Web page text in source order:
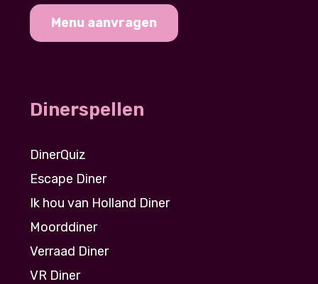
Menu aanvragen
Dinerspellen
DinerQuiz
Escape Diner
Ik hou van Holland Diner
Moorddiner
Verraad Diner
VR Diner